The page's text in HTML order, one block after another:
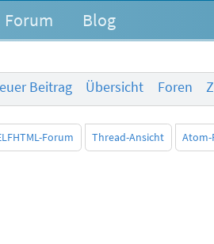
Forum Blog
Beitrag
Übersicht Foren
Forum Thread-Ansicht Atom-